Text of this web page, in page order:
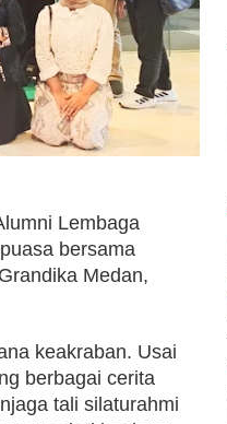
Lembaga
bersama
Medan,
keakraban. Usai
berbagai cerita
tali silaturahmi